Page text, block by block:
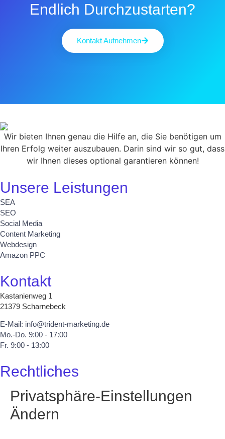
Endlich Durchzustarten?
Kontakt Aufnehmen
Wir bieten Ihnen genau die Hilfe an, die Sie benötigen um
Ihren Erfolg weiter auszubauen. Darin sind wir so gut, dass
wir Ihnen dieses optional garantieren können!
Unsere Leistungen
SEA
SEO
Social Media
Content Marketing
Webdesign
Amazon PPC
Kontakt
Kastanienweg 1
21379 Scharnebeck
E-Mail: info@trident-marketing.de
Mo.-Do. 9:00 - 17:00
Fr. 9:00 - 13:00
Rechtliches
Privatsphäre-Einstellungen
Ändern